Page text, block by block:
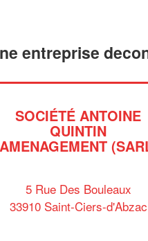
entreprise
SOCIÉTÉ ANTOINE
QUINTIN
AMENAGEMENT
5 Rue Des Bouleaux
33910 Saint-Ciers-d'Abzac